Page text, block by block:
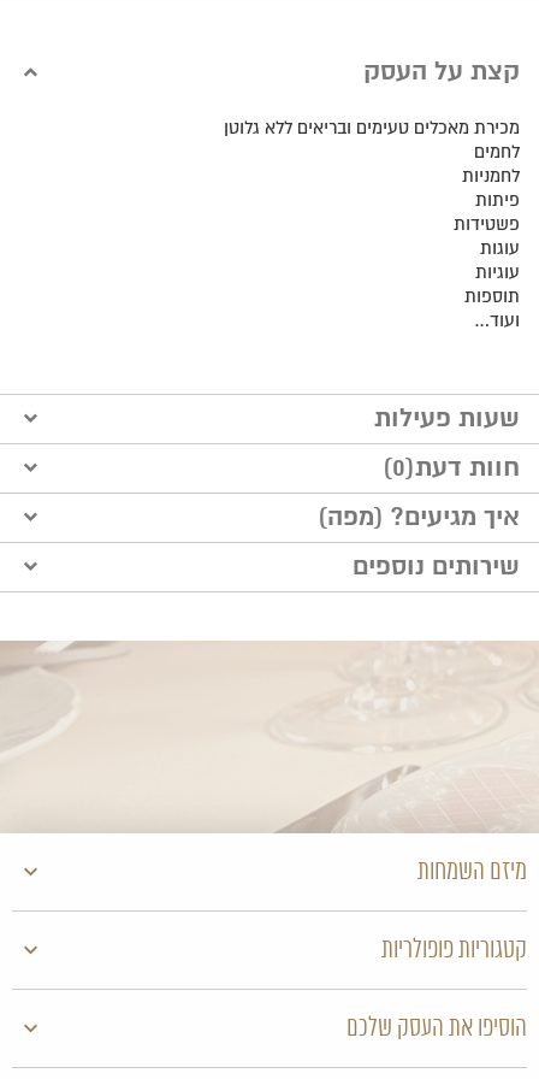
קצת על העסק
מכירת מאכלים טעימים ובריאים ללא גלוטן
לחמים
לחמניות
פיתות
פשטידות
עוגות
עוגיות
תוספות
ועוד…
שעות פעילות
הזמנה יומיים מראש
חוות דעת(0)
הוסף חוות דעתאיך מגיעים? (מפה)
שירותים נוספים
מיזם השמחות
קטגוריות פופולריות
הוסיפו את העסק שלכם